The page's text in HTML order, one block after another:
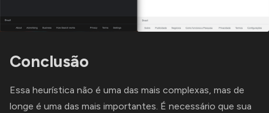
Conclusão
Essa heurística não é uma das mais complexas, mas de
longe é uma das mais importantes. É necessário que sua